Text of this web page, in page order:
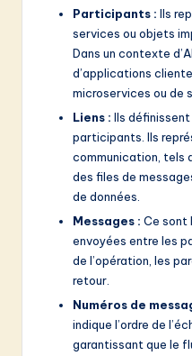
Participants : Ils
services ou objets
Dans un contexte
d’applications
microservices ou de
Liens : Ils
participants. Ils
communication, tels
des files de
de données.
Messages : Ce sont
envoyées entre les
de l’opération, les
retour.
Numéros de
indique l’ordre de
garantissant que le